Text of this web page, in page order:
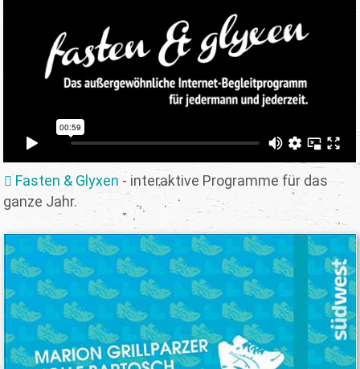
Fasten & Glyxen- interaktive Programme für das
ganze Jahr.